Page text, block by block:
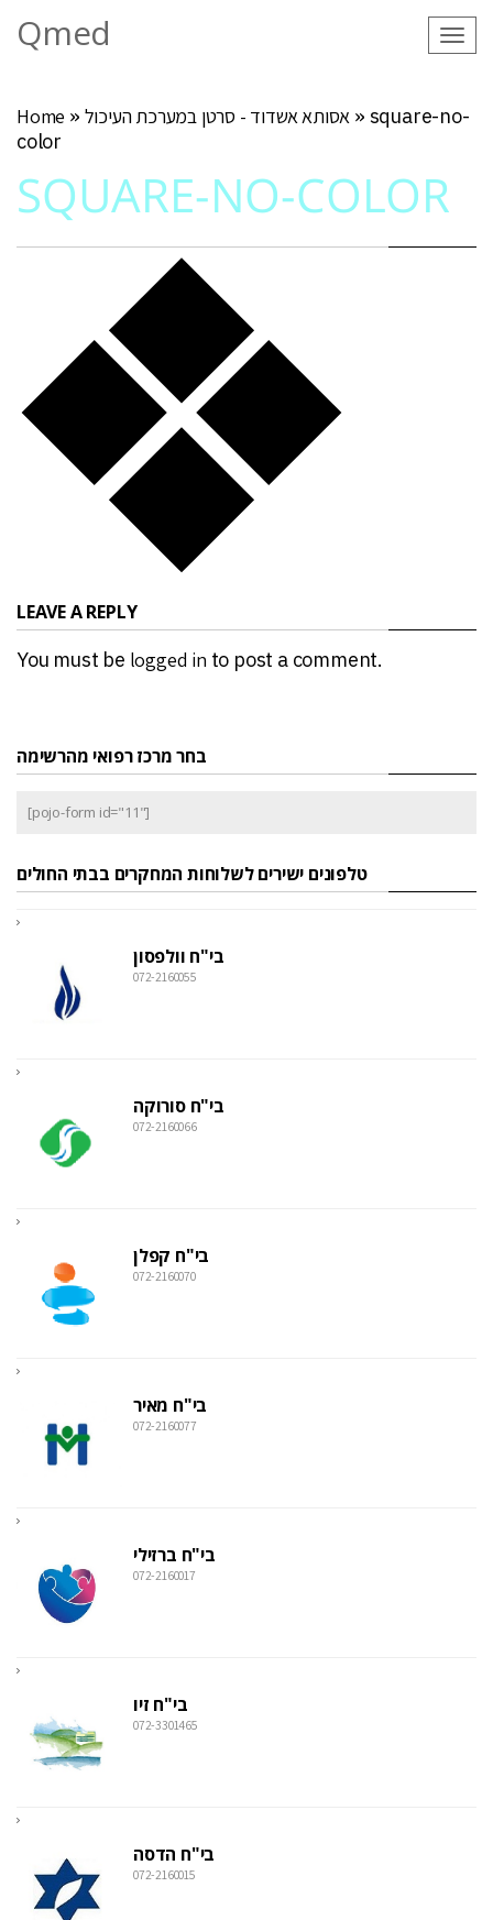
Qmed
Home » אסותא אשדוד - סרטן במערכת העיכול » square-no-
color
SQUARE-NO-COLOR
LEAVE A REPLY
You must be logged in to post a comment.
בחר מרכז רפואי מהרשימה
[pojo-form id="11"]
טלפונים ישירים לשלוחות המחקרים בבתי החולים
בי"ח וולפסון
072-2160055
בי"ח סורוקה
072-2160066
בי"ח קפלן
072-2160070
בי"ח מאיר
072-2160077
בי"ח ברזילי
072-2160017
בי"ח זיו
072-3301465
בי"ח הדסה
072-2160015